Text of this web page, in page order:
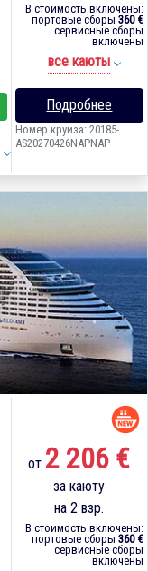
В стоимость включены:
портовые сборы 360 €
сервисные сборы
включены
все каюты
Подробнее
Номер круиза: 20185-
AS20270426NAPNAP
от 2 206 €
за каюту
на 2 взр.
В стоимость включены:
портовые сборы 360 €
сервисные сборы
включены